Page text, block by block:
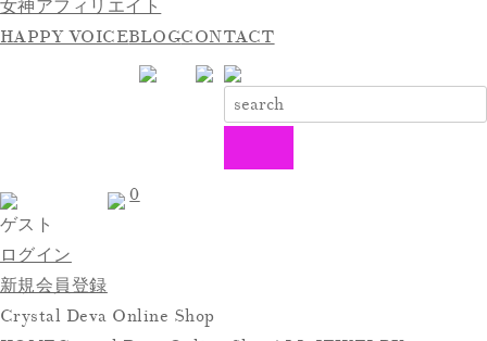
女神アフィリエイト
HAPPY VOICEBLOGCONTACT
ゲスト
ログイン
新規会員登録
0
Crystal Deva Online Shop